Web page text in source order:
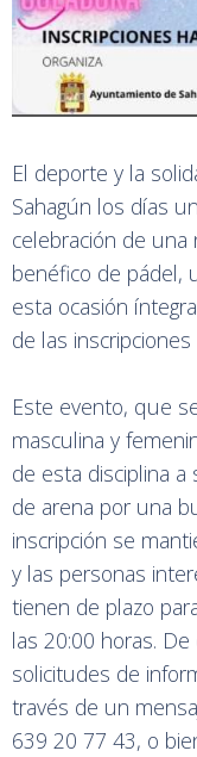
El deporte y la
Sahagún los días
celebración de
benéfico de pádel,
esta ocasión
de las
Este evento, que
masculina y
de esta disciplina a
de arena por una
inscripción se
y las personas
tienen de plazo
las 20:00 horas.
solicitudes de
través de un
639 20 77 43, o